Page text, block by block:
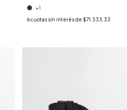
+1
6 cuotas sin interés de $71.333,33